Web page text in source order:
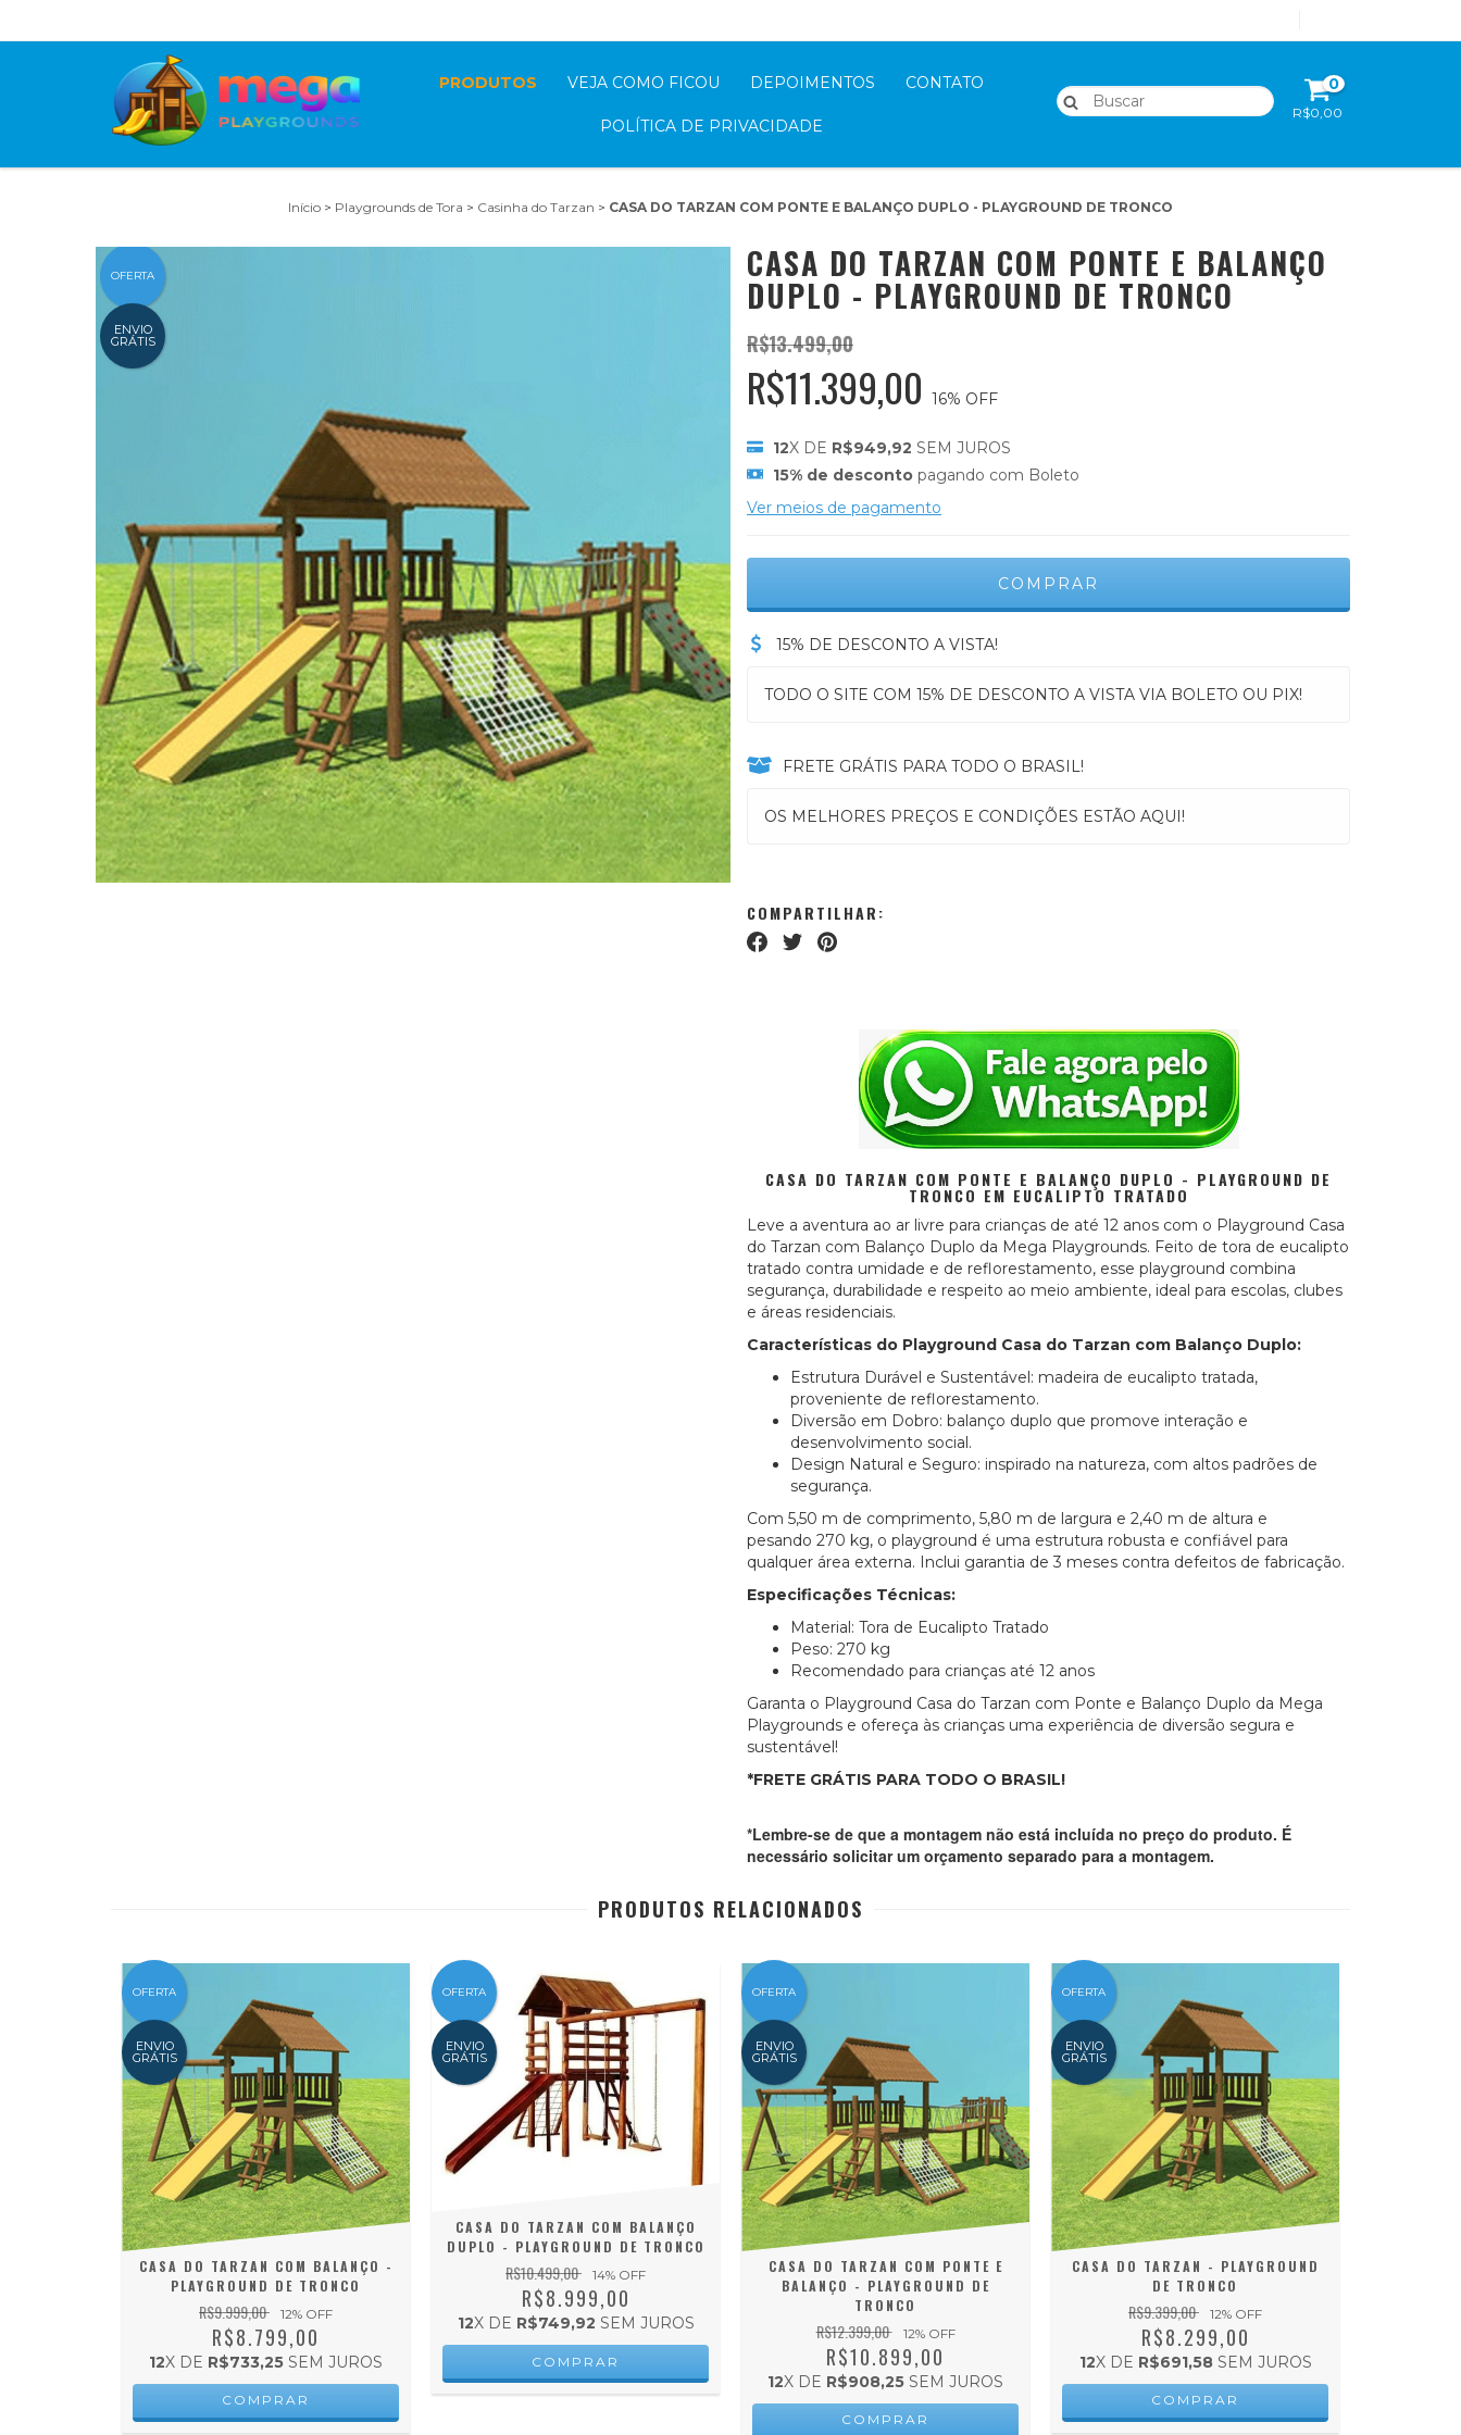
PRODUTOS VEJA COMO FICOU DEPOIMENTOS CONTATO
POLÍTICA DE PRIVACIDADE
0
R$0,00
Início > Playgrounds de Tora > Casinha do Tarzan > CASA DO TARZAN COM PONTE E BALANÇO DUPLO - PLAYGROUND DE TRONCO
OFERTA
ENVIO
GRÁTIS
CASA DO TARZAN COM PONTE E BALANÇO
DUPLO - PLAYGROUND DE TRONCO
R$13.499,00
R$11.399,00 16% OFF
12X DE R$949,92 SEM JUROS
15% de desconto pagando com Boleto
Ver meios de pagamento
15% DE DESCONTO A VISTA!
TODO O SITE COM 15% DE DESCONTO A VISTA VIA BOLETO OU PIX!
FRETE GRÁTIS PARA TODO O BRASIL!
OS MELHORES PREÇOS E CONDIÇÕES ESTÃO AQUI!
COMPARTILHAR:
CASA DO TARZAN COM PONTE E BALANÇO DUPLO - PLAYGROUND DE
TRONCO EM EUCALIPTO TRATADO
Leve a aventura ao ar livre para crianças de até 12 anos com o Playground Casa
do Tarzan com Balanço Duplo da Mega Playgrounds. Feito de tora de eucalipto
tratado contra umidade e de reflorestamento, esse playground combina
segurança, durabilidade e respeito ao meio ambiente, ideal para escolas, clubes
e áreas residenciais.
Características do Playground Casa do Tarzan com Balanço Duplo:
Estrutura Durável e Sustentável: madeira de eucalipto tratada,
proveniente de reflorestamento.
Diversão em Dobro: balanço duplo que promove interação e
desenvolvimento social.
Design Natural e Seguro: inspirado na natureza, com altos padrões de
segurança.
Com 5,50 m de comprimento, 5,80 m de largura e 2,40 m de altura e
pesando 270 kg, o playground é uma estrutura robusta e confiável para
qualquer área externa. Inclui garantia de 3 meses contra defeitos de fabricação.
Especificações Técnicas:
Material: Tora de Eucalipto Tratado
Peso: 270 kg
Recomendado para crianças até 12 anos
Garanta o Playground Casa do Tarzan com Ponte e Balanço Duplo da Mega
Playgrounds e ofereça às crianças uma experiência de diversão segura e
sustentável!
*FRETE GRÁTIS PARA TODO O BRASIL!
*Lembre-se de que a montagem não está incluída no preço do produto. É
necessário solicitar um orçamento separado para a montagem.
PRODUTOS RELACIONADOS
OFERTA
ENVIO
GRÁTIS
CASA DO TARZAN COM BALANÇO -
PLAYGROUND DE TRONCO
R$9.999,00 12% OFF
R$8.799,00
12X DE R$733,25 SEM JUROS
OFERTA
ENVIO
GRÁTIS
CASA DO TARZAN COM BALANÇO
DUPLO - PLAYGROUND DE TRONCO
R$10.499,00 14% OFF
R$8.999,00
12X DE R$749,92 SEM JUROS
OFERTA
ENVIO
GRÁTIS
CASA DO TARZAN COM PONTE E
BALANÇO - PLAYGROUND DE
TRONCO
R$12.399,00 12% OFF
R$10.899,00
12X DE R$908,25 SEM JUROS
OFERTA
ENVIO
GRÁTIS
CASA DO TARZAN - PLAYGROUND
DE TRONCO
R$9.399,00 12% OFF
R$8.299,00
12X DE R$691,58SEM JUROS